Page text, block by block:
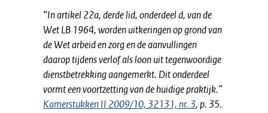
“In artikel 22a, derde lid, onderdeel d, van de
Wet LB 1964, worden uitkeringen op grond van
de Wet arbeid en zorg en de aanvullingen
daarop tijdens verlof als loon uit tegenwoordige
dienstbetrekking aangemerkt. Dit onderdeel
vormt een voortzetting van de huidige praktijk.”
Kamerstukken II 2009/10, 32131, nr. 3, p. 35.